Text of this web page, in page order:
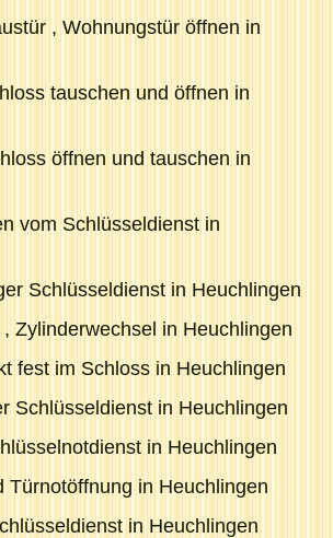
, Wohnungstür öffnen in
tauschen und öffnen in
öffnen und tauschen in
vom Schlüsseldienst in
Schlüsseldienst in Heuchlingen
Zylinderwechsel in Heuchlingen
fest im Schloss in Heuchlingen
Schlüsseldienst in Heuchlingen
in Heuchlingen
Türnotöffnung in Heuchlingen
in Heuchlingen